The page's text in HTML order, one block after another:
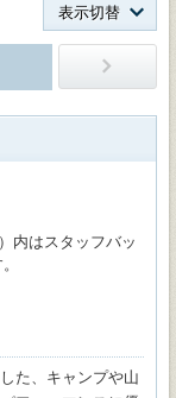
表示切替
内はスタッフバッ
た、キャンプや山